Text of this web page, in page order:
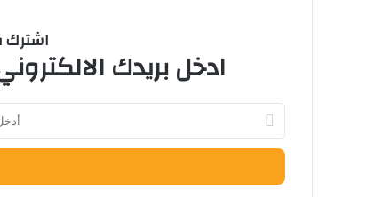
اشترك
ادخل بريدك
بريدك
الإلكتروني